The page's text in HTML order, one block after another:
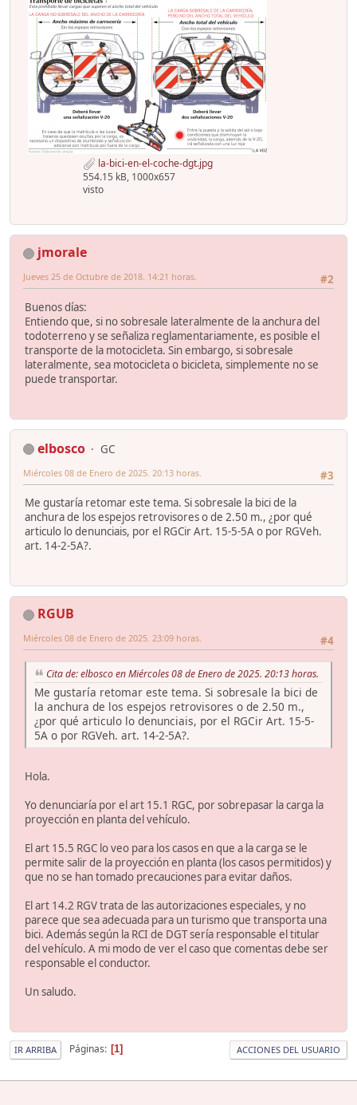
la-bici-en-el-coche-dgt.jpg
554.15 kB, 1000x657
visto
jmorale
#2
Jueves 25 de Octubre de 2018. 14:21 horas.
Buenos días:
Entiendo que, si no sobresale lateralmente de la anchura del
todoterreno y se señaliza reglamentariamente, es posible el
transporte de la motocicleta. Sin embargo, si sobresale
lateralmente, sea motocicleta o bicicleta, simplemente no se
puede transportar.
elbosco
GC
#3
Miércoles 08 de Enero de 2025. 20:13 horas.
Me gustaría retomar este tema. Si sobresale la bici de la
anchura de los espejos retrovisores o de 2.50 m., ¿por qué
articulo lo denunciais, por el RGCir Art. 15-5-5A o por RGVeh.
art. 14-2-5A?.
RGUB
#4
Miércoles 08 de Enero de 2025. 23:09 horas.
Cita de: elbosco en Miércoles 08 de Enero de 2025. 20:13 horas.
Me gustaría retomar este tema. Si sobresale la bici de
la anchura de los espejos retrovisores o de 2.50 m.,
¿por qué articulo lo denunciais, por el RGCir Art. 15-5-
5A o por RGVeh. art. 14-2-5A?.
Hola.
Yo denunciaría por el art 15.1 RGC, por sobrepasar la carga la
proyección en planta del vehículo.
El art 15.5 RGC lo veo para los casos en que a la carga se le
permite salir de la proyección en planta (los casos permitidos) y
que no se han tomado precauciones para evitar daños.
El art 14.2 RGV trata de las autorizaciones especiales, y no
parece que sea adecuada para un turismo que transporta una
bici. Además según la RCI de DGT sería responsable el titular
del vehículo. A mi modo de ver el caso que comentas debe ser
responsable el conductor.
Un saludo.
IR ARRIBA Páginas 1 ACCIONES DEL USUARIO